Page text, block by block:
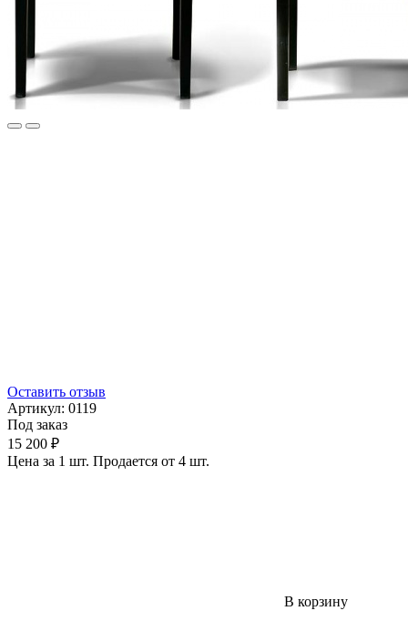
Оставить отзыв
Артикул: 0119
Под заказ
15 200 ₽
Цена за 1 шт. Продается от 4 шт.
В корзину